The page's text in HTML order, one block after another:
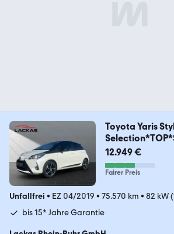
Toyota Yaris
12.949 €
Fairer Preis
Unfallfrei • EZ 04/2019 • 75.570 km • 82 kW
bis 15* Jahre Garantie